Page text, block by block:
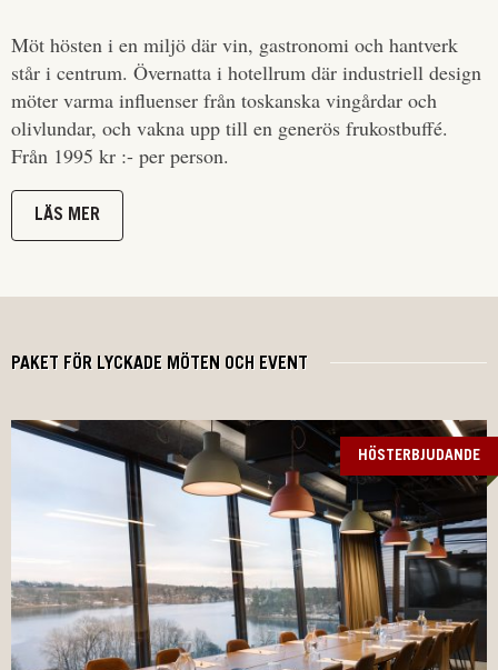
Möt hösten i en miljö där vin, gastronomi och hantverk
står i centrum. Övernatta i hotellrum där industriell design
möter varma influenser från toskanska vingårdar och
olivlundar, och vakna upp till en generös frukostbuffé.
Från 1995 kr :- per person.
LÄS MER
PAKET FÖR LYCKADE MÖTEN OCH EVENT
HÖSTERBJUDANDE